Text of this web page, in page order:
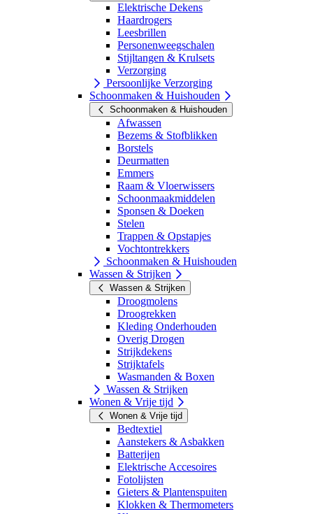
Elektrische Dekens
Haardrogers
Leesbrillen
Personenweegschalen
Stijltangen & Krulsets
Verzorging
Persoonlijke Verzorging
Schoonmaken & Huishouden
Schoonmaken & Huishouden
Afwassen
Bezems & Stofblikken
Borstels
Deurmatten
Emmers
Raam & Vloerwissers
Schoonmaakmiddelen
Sponsen & Doeken
Stelen
Trappen & Opstapjes
Vochtontrekkers
Schoonmaken & Huishouden
Wassen & Strijken
Wassen & Strijken
Droogmolens
Droogrekken
Kleding Onderhouden
Overig Drogen
Strijkdekens
Strijktafels
Wasmanden & Boxen
Wassen & Strijken
Wonen & Vrije tijd
Wonen & Vrije tijd
Bedtextiel
Aanstekers & Asbakken
Batterijen
Elektrische Accesoires
Fotolijsten
Gieters & Plantenspuiten
Klokken & Thermometers